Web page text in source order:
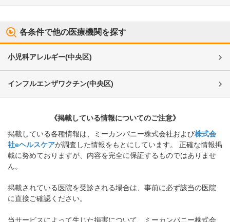
各条件で他の医療機関を探す
小児科アレルギー(中央区)
インフルエンザワクチン(中央区)
《掲載している情報についてのご注意》
掲載している各種情報は、ミーカンパニー株式会社および株式会
社eヘルスケアが調査した情報をもとにしています。 正確な情報掲
載に努めておりますが、内容を完全に保証するものではありませ
ん。
掲載されている医院を受診される場合は、事前に必ず該当の医院
に直接ご確認ください。
当サービスによって生じた損害について、ミーカンパニー株式会